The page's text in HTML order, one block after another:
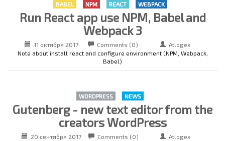
BABEL NPM REACT WEBPACK
Run React app use NPM, Babel and
Webpack 3
11 октября 2017 Comments (0)
Atlogex
Note about install react and configure environment (NPM, Webpack,
Babel)
WORDPRESS NEWS
Gutenberg - new text editor from the
creators WordPress
20 сентября 2017 Comments (0)
Atlogex